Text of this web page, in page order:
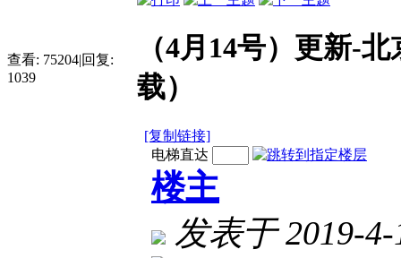
查看: 75204|回复:
1039
（4月14号）更新-
载）
[复制链接]
电梯直达
楼主
发表于 2019-